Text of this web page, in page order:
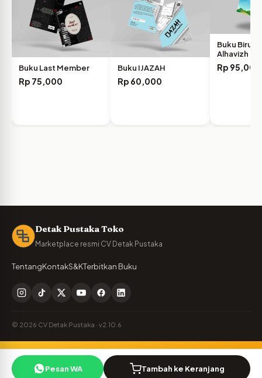
Buku Last Member
Rp 75,000
Buku IJAZAH
Rp 60,000
Buku Biru
Alhavizh
Rp 95,000
Pesan WA Tambah ke Keranjang
Detak Pustaka Toko
Marketplace resmi CV Detak Pustaka
TentangKontakS&KTerbitkan Buku
© 2026 CV Detak Pustaka · v2.10.6
Penulis Detak Pustaka?
Cek royalti & naskah Anda